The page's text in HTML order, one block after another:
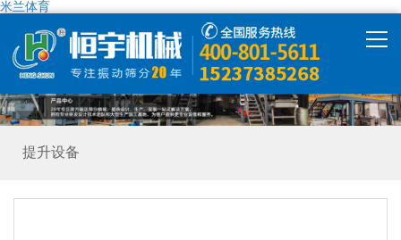
米兰体育
米兰体育
产品中心
提升设备